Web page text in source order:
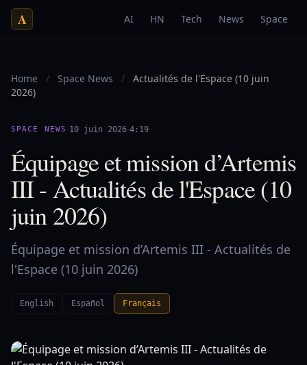
A AI HN Tech News Space
Home / Space News /
Actualités de l'Espace (10 juin
2026)
SPACE NEWS ·10 juin 2026·4:19
Équipage et mission d’Artemis
III - Actualités de l'Espace (10
juin 2026)
Équipage et mission d’Artemis III - Actualités de
l'Espace (10 juin 2026)
English Español Français